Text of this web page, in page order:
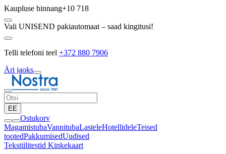
Kaupluse hinnang+10 718
Vali UNISEND pakiautomaat – saad kingitusi!
Telli telefoni teel +372 880 7906
Äri jaoks
EE
Ostukorv
MagamistubaVannitubaLasteleHotellideleTeised
tootedPakkumisedUudised
Tekstiilitestid Kinkekaart